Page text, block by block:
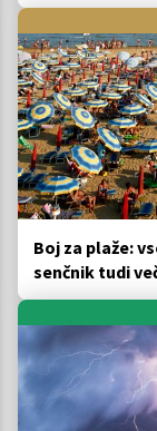
Boj za plaže:
senčnik tudi